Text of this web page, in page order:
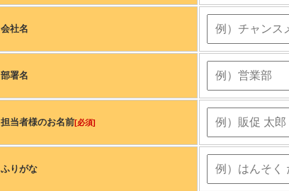
会社名
部署名
担当者様のお名前[必須]
ふりがな